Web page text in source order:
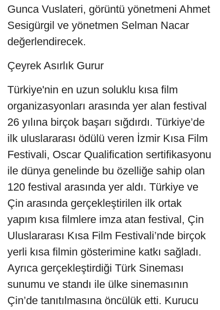
Gunca Vuslateri, görüntü yönetmeni Ahmet
Sesigürgil ve yönetmen Selman Nacar
değerlendirecek.
Çeyrek Asırlık Gurur
Türkiye'nin en uzun soluklu kısa film
organizasyonları arasında yer alan festival
26 yılına birçok başarı sığdırdı. Türkiye’de
ilk uluslararası ödülü veren İzmir Kısa Film
Festivali, Oscar Qualification sertifikasyonu
ile dünya genelinde bu özelliğe sahip olan
120 festival arasında yer aldı. Türkiye ve
Çin arasında gerçekleştirilen ilk ortak
yapım kısa filmlere imza atan festival, Çin
Uluslararası Kısa Film Festivali’nde birçok
yerli kısa filmin gösterimine katkı sağladı.
Ayrıca gerçekleştirdiği Türk Sineması
sunumu ve standı ile ülke sinemasının
Çin’de tanıtılmasına öncülük etti. Kurucu